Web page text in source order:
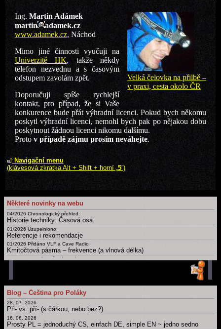
Velká čelovka na přilbě –
v praxi, cesta okolo ČR
Ing. Martin Adámek
martin
adamek.cz
www.adamek.cz, Náchod
Mimo jiné činnosti vyučuji na
Univerzitě HK, takže někdy
telefon nezvednu a s časovým
odstupem zavolám zpět.
Doporučuji spíše rychlejší
kontakt, pro případ, že si Vaše
konkurence bude přát výhradní licenci. Pokud bych někomu
poskytl výhradní licenci, nemohl bych pak po nějakou dobu
poskytnout žádnou licenci nikomu dalšímu.
Proto v případě zájmu prosím neváhejte.
Navigační menu
(klávesová zkratka Alt + Shift + horní „ 5”)
Některé novinky na webu
04/2026 Chronologický přehled:
Historie techniky: Časová osa
01/2026 Uzupełniono:
Referencje i rekomendacje
01/2026 Přidáno VLF a Cave Radio
Kmitočtová pásma – frekvence (a vlnová délka)
09/2025 Doplněny různé nové
Slovník: zájmena, příslovce, spojky, ... Krátká, drobná, základní slova česky, polsky a v dalších jazycích
01/2025 Uzupełnieno: Ostatnia Wieczerza
Dny, měsíce, roční období, části dne a další časové slovníky
Archiv novinek
Starší novinky
Blog – Čeština pro Poláky
28. 07. 2026
Při- vs. pří- (s čárkou, nebo bez?)
16. 06. 2026
Prosty PL = jednoduchý CS, einfach DE, simple EN ~ jedno sedno